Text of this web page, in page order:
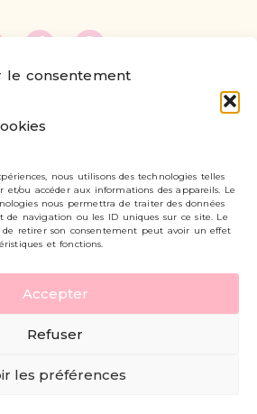
le consentement
nous utilisons des technologies telles
et/ou accéder aux informations des appareils. Le
nous permettra de traiter des données
navigation ou les ID uniques sur ce site. Le
retirer son consentement peut avoir un effet
et fonctions.
Accepter
Refuser
les préférences
- CGV